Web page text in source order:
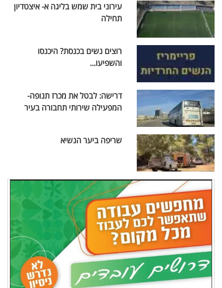
עירוני בית שמש בליגה א- איצטדיון
תחילה
רוצים נשים בכנסת? היכנסו
והשפיעו...
דרישה: לבטל את מכרז תנופה-
המפעילה שירותי תחבורה בעיר
שריפה ביער הנשיא